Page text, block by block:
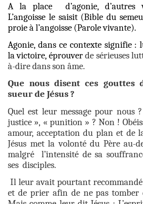
A la place d’agonie, d’autres
L’angoisse le saisit (Bible du
proie à l’angoisse (Parole vivante).
Agonie, dans ce contexte signifie :
la victoire, éprouverde sérieuses
à-dire dans son âme.
Que nous disent ces gouttes
sueur de Jésus ?
Quel est leur message pour nous
justice », « punition » ? Non !
amour, acceptation du plan et de
Jésus met la volonté du Père au-
malgré l’intensité de sa
ses disciples.
Il leur avait pourtant
et de prier afin de ne pas tomber